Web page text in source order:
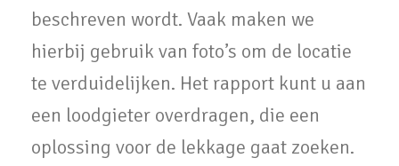
beschreven wordt. Vaak maken we
hierbij gebruik van foto’s om de locatie
te verduidelijken. Het rapport kunt u aan
een loodgieter overdragen, die een
oplossing voor de lekkage gaat zoeken.